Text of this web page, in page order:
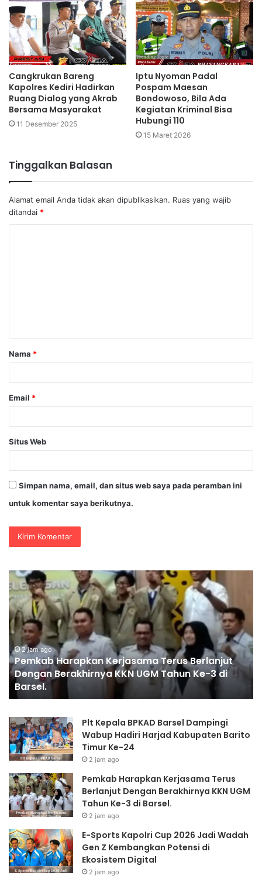
Cangkrukan Bareng
Kapolres Kediri Hadirkan
Ruang Dialog yang Akrab
Bersama Masyarakat
11 Desember 2025
Iptu Nyoman Padal
Pospam Maesan
Bondowoso, Bila Ada
Kegiatan Kriminal Bisa
Hubungi 110
15 Maret 2026
Tinggalkan Balasan
Alamat email Anda tidak akan dipublikasikan. Ruas yang wajib
ditandai *
a
r
Nama *
Email *
Situs Web
Simpan nama, email, dan situs web saya pada peramban ini
untuk komentar saya berikutnya.
Pemkab
Harapkan
Kerjasama
Terus
Berlanjut
Dengan
Berakhirnya
KKN
UGM
Tahun
Ke-
di
Barsel.
2 jam ago
Pemkab Harapkan Kerjasama Terus Berlanjut
Dengan Berakhirnya KKN UGM Tahun Ke-3 di
Barsel.
Plt Kepala BPKAD Barsel Dampingi
Wabup Hadiri Harjad Kabupaten Barito
Timur Ke-24
2 jam ago
Pemkab Harapkan Kerjasama Terus
Berlanjut Dengan Berakhirnya KKN UGM
Tahun Ke-3 di Barsel.
2 jam ago
E-Sports Kapolri Cup 2026 Jadi Wadah
Gen Z Kembangkan Potensi di
Ekosistem Digital
2 jam ago